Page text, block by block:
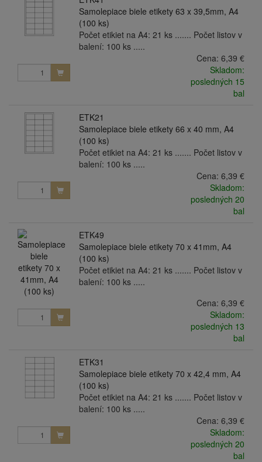
Samolepiace biele etikety 63 x 39,5mm, A4
(100 ks)
Počet etikiet na A4: 21 ks ....... Počet listov v
balení: 100 ks .....
Cena: 6,39 €
Skladom:
posledných 15
bal
ETK21
Samolepiace biele etikety 66 x 40 mm, A4
(100 ks)
Počet etikiet na A4: 21 ks ....... Počet listov v
balení: 100 ks .....
Cena: 6,39 €
Skladom:
posledných 20
bal
ETK49
Samolepiace biele etikety 70 x 41mm, A4
(100 ks)
Počet etikiet na A4: 21 ks ....... Počet listov v
balení: 100 ks .....
Cena: 6,39 €
Skladom:
posledných 13
bal
ETK31
Samolepiace biele etikety 70 x 42,4 mm, A4
(100 ks)
Počet etikiet na A4: 21 ks ....... Počet listov v
balení: 100 ks .....
Cena: 6,39 €
Skladom:
posledných 20
bal